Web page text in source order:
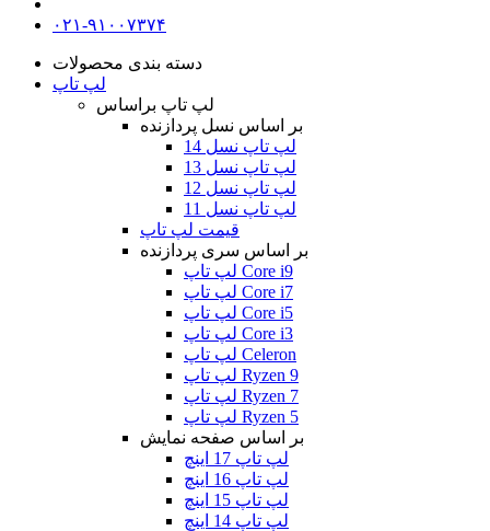
۰۲۱-۹۱۰۰۷۳۷۴
دسته بندی محصولات
لپ تاپ
لپ تاپ براساس
بر اساس نسل پردازنده
لپ تاپ نسل 14
لپ تاپ نسل 13
لپ تاپ نسل 12
لپ تاپ نسل 11
قیمت لپ تاپ
بر اساس سری پردازنده
لپ تاپ Core i9
لپ تاپ Core i7
لپ تاپ Core i5
لپ تاپ Core i3
لپ تاپ Celeron
لپ تاپ Ryzen 9
لپ تاپ Ryzen 7
لپ تاپ Ryzen 5
بر اساس صفحه نمایش
لپ تاپ 17 اینچ
لپ تاپ 16 اینچ
لپ تاپ 15 اینچ
لپ تاپ 14 اینچ